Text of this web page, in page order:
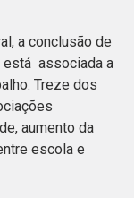
a conclusão de
está associada a
Treze dos
aumento da
escola e